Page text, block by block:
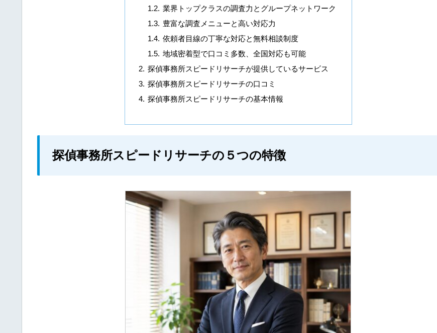
業界トップクラスの調査力とグループネットワーク
豊富な調査メニューと高い対応力
依頼者目線の丁寧な対応と無料相談制度
地域密着型で口コミ多数、全国対応も可能
探偵事務所スピードリサーチが提供しているサービス
探偵事務所スピードリサーチの口コミ
探偵事務所スピードリサーチの基本情報
探偵事務所スピードリサーチの５つの特徴